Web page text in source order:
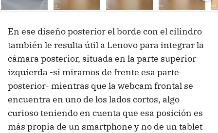
En ese diseño posterior el borde con el cilindro
también le resulta útil a Lenovo para integrar la
cámara posterior, situada en la parte superior
izquierda -si miramos de frente esa parte
posterior- mientras que la webcam frontal se
encuentra en uno de los lados cortos, algo
curioso teniendo en cuenta que esa posición es
más propia de un smartphone y no de un tablet